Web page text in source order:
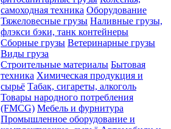
самоходная техника Оборудование
Тяжеловесные грузы Наливные грузы,
флэкси бэки, танк контейнеры
Сборные грузы Ветеринарные грузы
Виды груза
Строительные материалы Бытовая
техника Химическая продукция и
сырьё Табак, сигареты, алкоголь
Товары народного потребления
(FMCG) Мебель и фурнитура
Промышленное оборудование и